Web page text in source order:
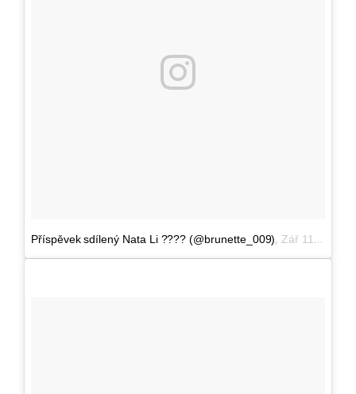
Příspěvek sdílený Nata Li ???? (@brunette_009),Zář 11, 2016 v 12:49 PDT